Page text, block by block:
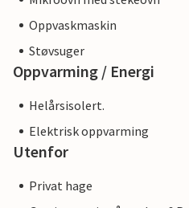
Oppvaskmaskin
Støvsuger
Oppvarming / Energi
Helårsisolert.
Elektrisk oppvarming
Utenfor
Privat hage